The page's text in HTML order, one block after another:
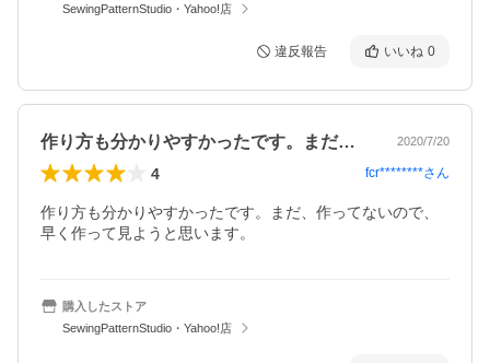
SewingPatternStudio・Yahoo!店
違反報告 いいね 0
作り方も分かりやすかったです。まだ、作… 2020/7/20
4 fcr********さん
作り方も分かりやすかったです。まだ、作ってないので、
早く作って見ようと思います。
購入したストア
SewingPatternStudio・Yahoo!店